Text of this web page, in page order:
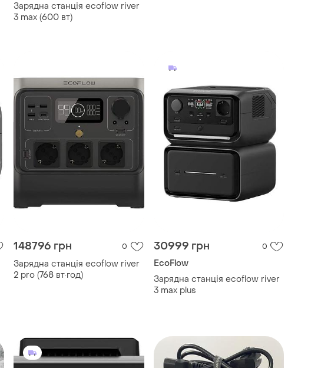
Зарядна станція ecoflow river
3 max (600 вт)
148796 грн 0
Зарядна станція ecoflow river
2 pro (768 вт·год)
30999 грн 0
EcoFlow
Зарядна станція ecoflow river
3 max plus